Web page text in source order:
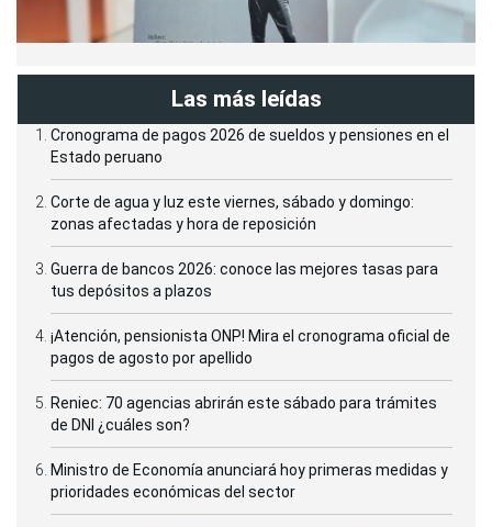
Las más leídas
Cronograma de pagos 2026 de sueldos y pensiones en el
Estado peruano
Corte de agua y luz este viernes, sábado y domingo:
zonas afectadas y hora de reposición
Guerra de bancos 2026: conoce las mejores tasas para
tus depósitos a plazos
¡Atención, pensionista ONP! Mira el cronograma oficial de
pagos de agosto por apellido
Reniec: 70 agencias abrirán este sábado para trámites
de DNI ¿cuáles son?
Ministro de Economía anunciará hoy primeras medidas y
prioridades económicas del sector